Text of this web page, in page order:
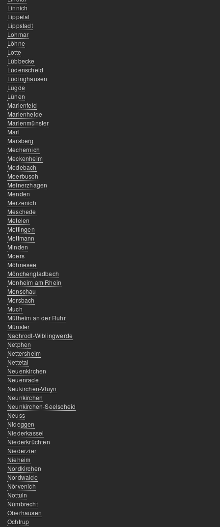
Linnich
Lippetal
Lippstadt
Lohmar
Löhne
Lotte
Lübbecke
Lüdenscheid
Lüdinghausen
Lügde
Lünen
Marienfeld
Marienheide
Marienmünster
Marl
Marsberg
Mechernich
Meckenheim
Medebach
Meerbusch
Meinerzhagen
Menden
Merzenich
Meschede
Metelen
Mettingen
Mettmann
Minden
Moers
Möhnesee
Mönchengladbach
Monheim am Rhein
Monschau
Morsbach
Much
Mülheim an der Ruhr
Münster
Nachrodt-Wiblingwerde
Netphen
Nettersheim
Nettetal
Neuenkirchen
Neuenrade
Neukirchen-Vluyn
Neunkirchen
Neunkirchen-Seelscheid
Neuss
Nideggen
Niederkassel
Niederkrüchten
Niederzier
Nieheim
Nordkirchen
Nordwalde
Nörvenich
Nottuln
Nümbrecht
Oberhausen
Ochtrup